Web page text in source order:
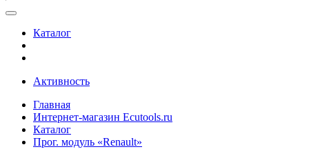
Каталог
Активность
Главная
Интернет-магазин Ecutools.ru
Каталог
Прог. модуль «Renault»